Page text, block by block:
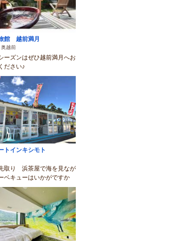
館 越前満月
越前
ーズンはぜひ越前満月へお
ださい♪
トインキシモト
取り 浜茶屋で海を見なが
ベキューはいかがですか